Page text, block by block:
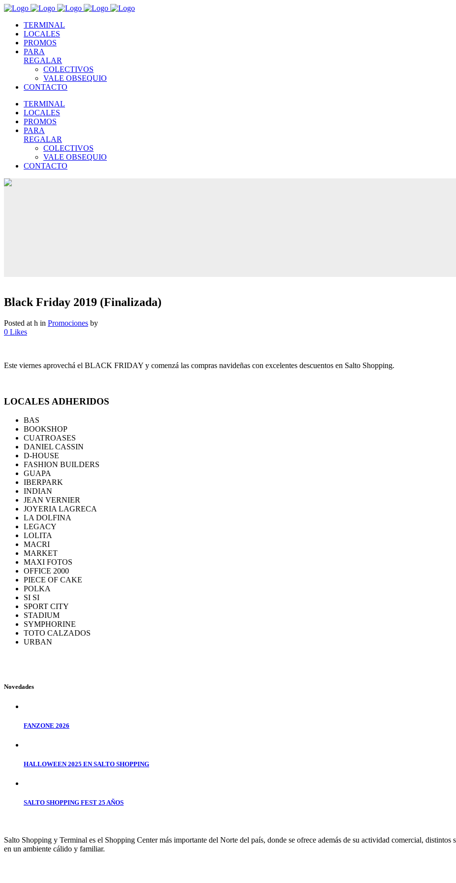
TERMINAL
LOCALES
PROMOS
PARA
REGALAR
COLECTIVOS
VALE OBSEQUIO
CONTACTO
TERMINAL
LOCALES
PROMOS
PARA
REGALAR
COLECTIVOS
VALE OBSEQUIO
CONTACTO
Black Friday 2019 (Finalizada)
Posted at h in Promociones by
0 Likes
Este viernes aprovechá el BLACK FRIDAY y comenzá las compras navideñas con excelentes descuentos en Salto Shopping.
LOCALES ADHERIDOS
BAS
BOOKSHOP
CUATROASES
DANIEL CASSIN
D-HOUSE
FASHION BUILDERS
GUAPA
IBERPARK
INDIAN
JEAN VERNIER
JOYERIA LAGRECA
LA DOLFINA
LEGACY
LOLITA
MACRI
MARKET
MAXI FOTOS
OFFICE 2000
PIECE OF CAKE
POLKA
SI SI
SPORT CITY
STADIUM
SYMPHORINE
TOTO CALZADOS
URBAN
Novedades
FANZONE 2026
HALLOWEEN 2025 EN SALTO SHOPPING
SALTO SHOPPING FEST 25 AÑOS
Salto Shopping y Terminal es el Shopping Center más importante del Norte del país, donde se ofrece además de su actividad comercial, distintos
en un ambiente cálido y familiar.